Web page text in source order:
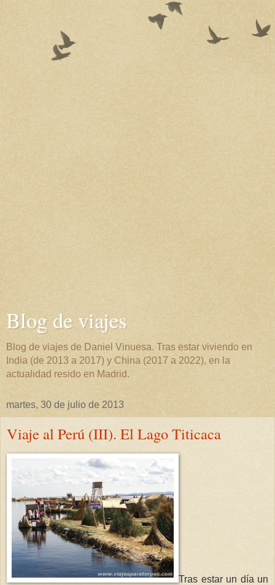
Blog de viajes
Blog de viajes de Daniel Vinuesa. Tras estar viviendo en
India (de 2013 a 2017) y China (2017 a 2022), en la
actualidad resido en Madrid.
martes, 30 de julio de 2013
Viaje al Perú (III). El Lago Titicaca
Tras estar un día un